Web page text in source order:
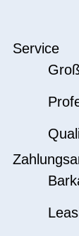
Service